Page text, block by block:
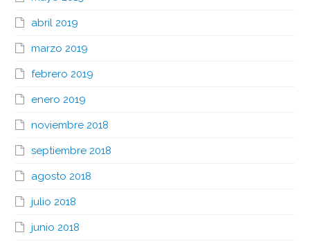
abril 2019
marzo 2019
febrero 2019
enero 2019
noviembre 2018
septiembre 2018
agosto 2018
julio 2018
junio 2018